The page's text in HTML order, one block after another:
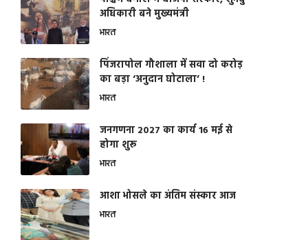
अधिकारी बने मुख्यमंत्री
भारत
​पिंजरापोल गौशाला में सवा दो करोड़
का बड़ा ‘अनुदान घोटाला’ !
भारत
जनगणना 2027 का कार्य 16 मई से
होगा शुरू
भारत
आशा भोसले का अंतिम संस्कार आज
भारत